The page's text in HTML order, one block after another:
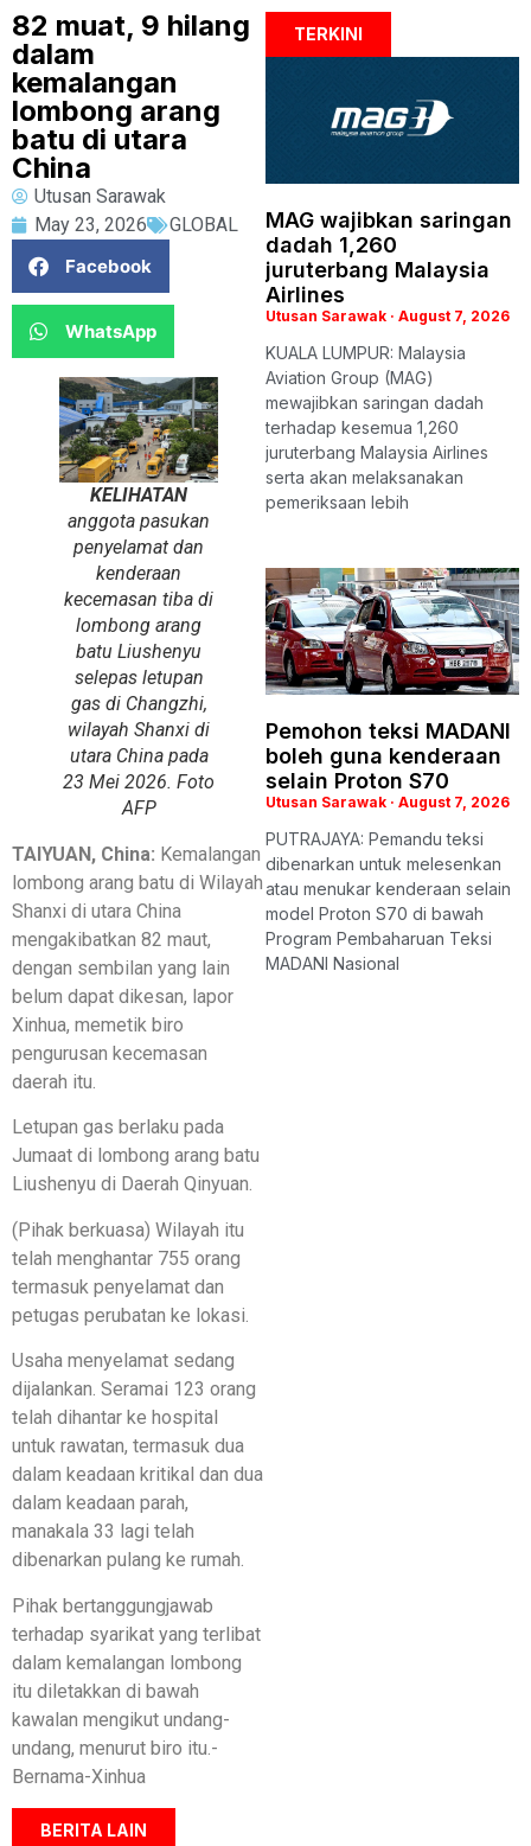
82 muat, 9 hilang
dalam
kemalangan
lombong arang
batu di utara
China
Utusan Sarawak
May 23, 2026
GLOBAL
Facebook
WhatsApp
KELIHATAN
anggota pasukan
penyelamat dan
kenderaan
kecemasan tiba di
lombong arang
batu Liushenyu
selepas letupan
gas di Changzhi,
wilayah Shanxi di
utara China pada
23 Mei 2026. Foto
AFP
TAIYUAN, China: Kemalangan
lombong arang batu di Wilayah
Shanxi di utara China
mengakibatkan 82 maut,
dengan sembilan yang lain
belum dapat dikesan, lapor
Xinhua, memetik biro
pengurusan kecemasan
daerah itu.
Letupan gas berlaku pada
Jumaat di lombong arang batu
Liushenyu di Daerah Qinyuan.
(Pihak berkuasa) Wilayah itu
telah menghantar 755 orang
termasuk penyelamat dan
petugas perubatan ke lokasi.
Usaha menyelamat sedang
dijalankan. Seramai 123 orang
telah dihantar ke hospital
untuk rawatan, termasuk dua
dalam keadaan kritikal dan dua
dalam keadaan parah,
manakala 33 lagi telah
dibenarkan pulang ke rumah.
Pihak bertanggungjawab
terhadap syarikat yang terlibat
dalam kemalangan lombong
itu diletakkan di bawah
kawalan mengikut undang-
undang, menurut biro itu.-
Bernama-Xinhua
BERITA LAIN
TERKINI
MAG wajibkan saringan
dadah 1,260
juruterbang Malaysia
Airlines
Utusan Sarawak August 7, 2026
KUALA LUMPUR: Malaysia
Aviation Group (MAG)
mewajibkan saringan dadah
terhadap kesemua 1,260
juruterbang Malaysia Airlines
serta akan melaksanakan
pemeriksaan lebih
Pemohon teksi MADANI
boleh guna kenderaan
selain Proton S70
Utusan Sarawak August 7, 2026
PUTRAJAYA: Pemandu teksi
dibenarkan untuk melesenkan
atau menukar kenderaan selain
model Proton S70 di bawah
Program Pembaharuan Teksi
MADANI Nasional